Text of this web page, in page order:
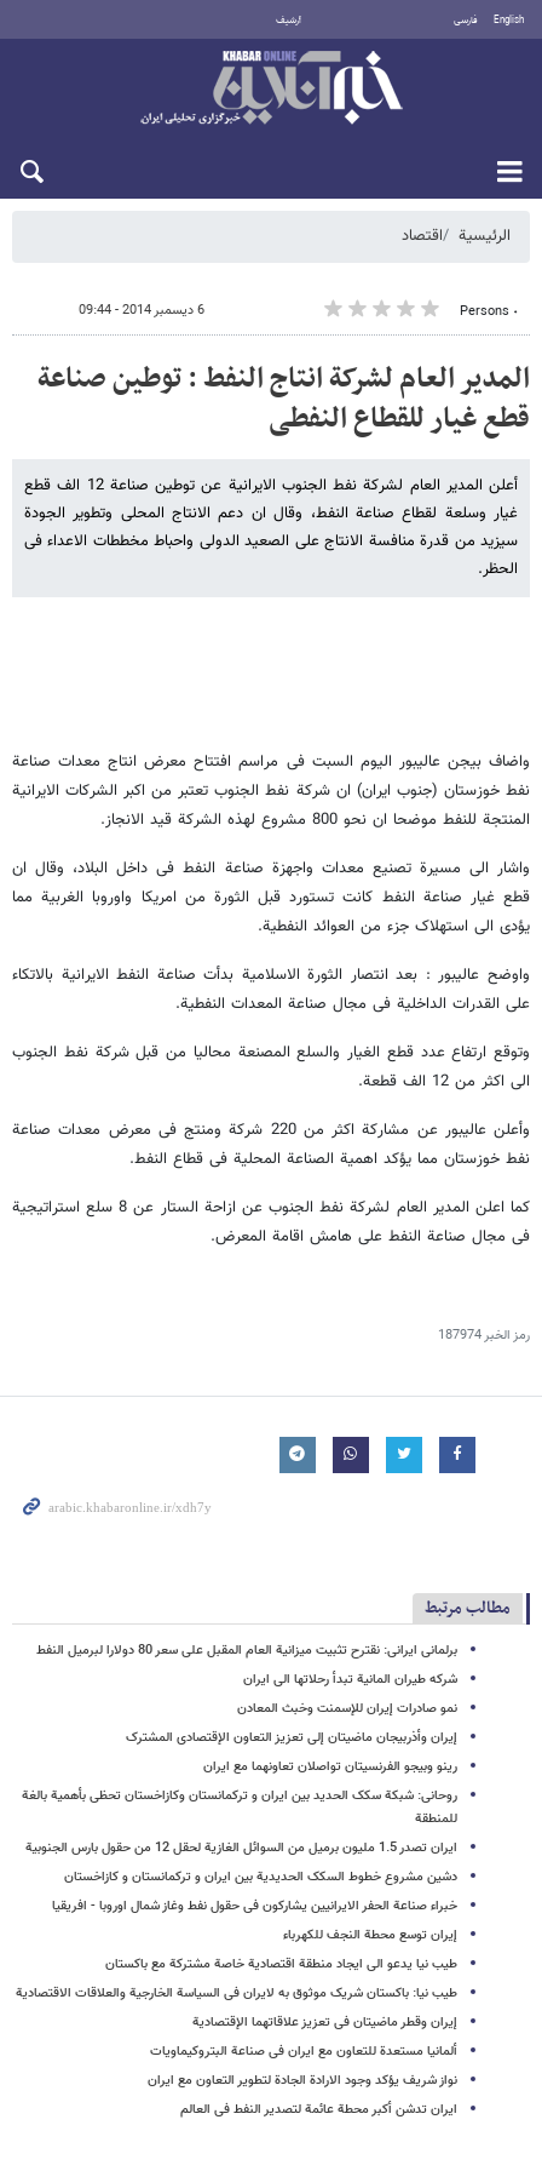
English فارسی أرشيف
الرئيسية اقتصاد
٠ Persons 6 ديسمبر 2014 - 09:44
المدیر العام لشرکة انتاج النفط : توطین صناعة
قطع غیار للقطاع النفطی
أعلن المدیر العام لشرکة نفط الجنوب الایرانیة عن توطین صناعة 12 الف قطع
غیار وسلعة لقطاع صناعة النفط، وقال ان دعم الانتاج المحلی وتطویر الجودة
سیزید من قدرة منافسة الانتاج علی الصعید الدولی واحباط مخططات الاعداء فی
الحظر.
واضاف بیجن عالیبور الیوم السبت فی مراسم افتتاح معرض انتاج معدات صناعة
نفط خوزستان (جنوب ایران) ان شرکة نفط الجنوب تعتبر من اکبر الشرکات الایرانیة
المنتجة للنفط موضحا ان نحو 800 مشروع لهذه الشرکة قید الانجاز.
واشار الی مسیرة تصنیع معدات واجهزة صناعة النفط فی داخل البلاد، وقال ان
قطع غیار صناعة النفط کانت تستورد قبل الثورة من امریکا واوروبا الغربیة مما
یؤدی الی استهلاک جزء من العوائد النفطیة.
واوضح عالیبور : بعد انتصار الثورة الاسلامیة بدأت صناعة النفط الایرانیة بالاتکاء
علی القدرات الداخلیة فی مجال صناعة المعدات النفطیة.
وتوقع ارتفاع عدد قطع الغیار والسلع المصنعة محالیا من قبل شرکة نفط الجنوب
الی اکثر من 12 الف قطعة.
وأعلن عالیبور عن مشارکة اکثر من 220 شرکة ومنتج فی معرض معدات صناعة
نفط خوزستان مما یؤکد اهمیة الصناعة المحلیة فی قطاع النفط.
کما اعلن المدیر العام لشرکة نفط الجنوب عن ازاحة الستار عن 8 سلع استراتیجیة
فی مجال صناعة النفط علی هامش اقامة المعرض.
رمز الخبر187974
مطالب مرتبط
برلمانی ایرانی: نقترح تثبیت میزانیة العام المقبل علی سعر 80 دولارا لبرمیل النفط
شرکه طیران المانیة تبدأ رحلاتها الی ایران
نمو صادرات إیران للإسمنت وخبث المعادن
إیران وأذربیجان ماضیتان إلی تعزیز التعاون الإقتصادی المشترک
رینو وبیجو الفرنسیتان تواصلان تعاونهما مع ایران
روحانی: شبکة سکک الحدید بین ایران و ترکمانستان وکازاخستان تحظی بأهمیة بالغة
للمنطقة
ایران تصدر 1.5 ملیون برمیل من السوائل الغازیة لحقل 12 من حقول بارس الجنوبیة
دشین مشروع خطوط السکک الحدیدیة بین ایران و ترکمانستان و کازاخستان
خبراء صناعة الحفر الایرانیین یشارکون فی حقول نفط وغاز شمال اوروبا - افریقیا
إیران توسع محطة النجف للکهرباء
طیب نیا یدعو الی ایجاد منطقة اقتصادیة خاصة مشترکة مع باکستان
طیب نیا: باکستان شریک موثوق به لایران فی السیاسة الخارجیة والعلاقات الاقتصادیة
إیران وقطر ماضیتان فی تعزیز علاقاتهما الإقتصادیة
ألمانیا مستعدة للتعاون مع ایران فی صناعة البتروکیماویات
نواز شریف یؤکد وجود الارادة الجادة لتطویر التعاون مع ایران
ایران تدشن أکبر محطة عائمة لتصدیر النفط فی العالم